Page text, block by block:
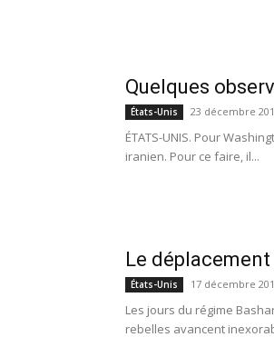
Quelques
États-Unis 23 décembre
ÉTATS-UNIS. Pour
iranien. Pour ce faire, il...
Le
États-Unis 17 décembre
Les jours du régime
rebelles avancent